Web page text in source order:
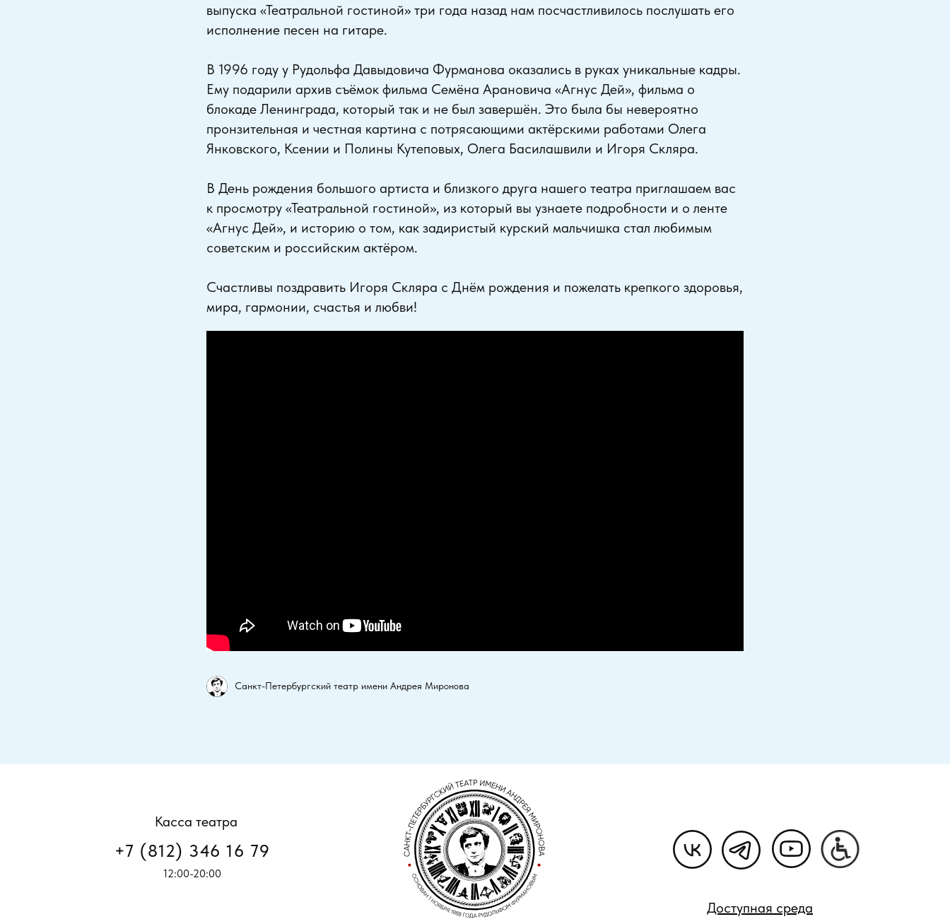
выпуска «Театральной гостиной» три года назад нам посчастливилось послушать его
исполнение песен на гитаре.
В 1996 году у Рудольфа Давыдовича Фурманова оказались в руках уникальные кадры.
Ему подарили архив съёмок фильма Семёна Арановича «Агнус Дей», фильма о
блокаде Ленинграда, который так и не был завершён. Это была бы невероятно
пронзительная и честная картина с потрясающими актёрскими работами Олега
Янковского, Ксении и Полины Кутеповых, Олега Басилашвили и Игоря Скляра.
В День рождения большого артиста и близкого друга нашего театра приглашаем вас
к просмотру «Театральной гостиной», из который вы узнаете подробности и о ленте
«Агнус Дей», и историю о том, как задиристый курский мальчишка стал любимым
советским и российским актёром.
Счастливы поздравить Игоря Скляра с Днём рождения и пожелать крепкого здоровья,
мира, гармонии, счастья и любви!
Санкт-Петербургский театр имени Андрея Миронова
12:00-20:00
+7 (812) 346 16 79
Касса театра
Доступная среда